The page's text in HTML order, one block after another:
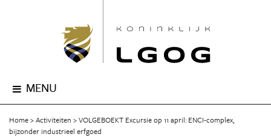
MENU
Home Activiteiten
VOLGEBOEKT Excursie op 11 april: ENCI-complex,
bijzonder industrieel erfgoed